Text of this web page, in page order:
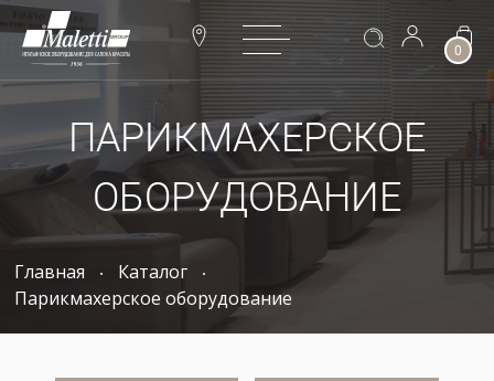
0
ПАРИКМАХЕРСКОЕ
ОБОРУДОВАНИЕ
Главная
Каталог
Парикмахерское оборудование